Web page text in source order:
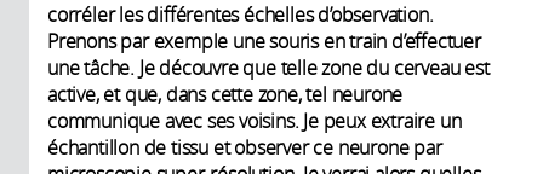
corréler les différentes échelles d’observation.
Prenons par exemple une souris en train d’effectuer
une tâche. Je découvre que telle zone du cerveau est
active, et que, dans cette zone, tel neurone
communique avec ses voisins. Je peux extraire un
échantillon de tissu et observer ce neurone par